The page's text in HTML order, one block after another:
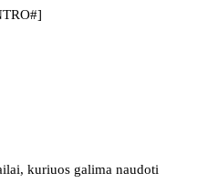
kuriuos galima naudoti